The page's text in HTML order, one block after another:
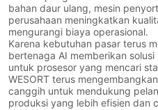
bahan daur ulang, mesin
perusahaan meningkatkan
mengurangi biaya operasional.
Karena kebutuhan pasar terus
bertenaga AI memberikan
untuk prosesor yang mencari
WESORT terus
canggih untuk mendukung
produksi yang lebih efisien dan